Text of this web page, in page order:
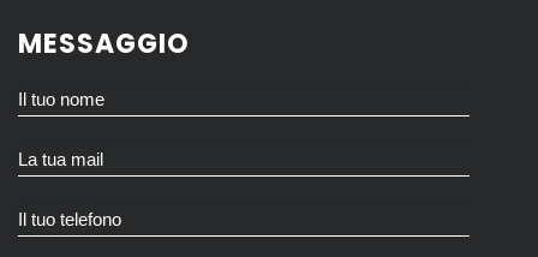
MESSAGGIO